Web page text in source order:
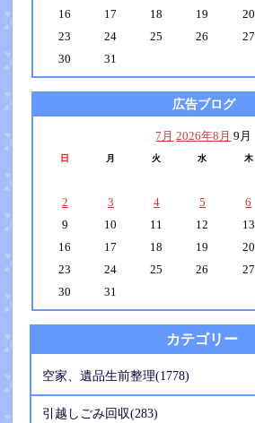
16
17 18 19 20
23
24 25 26 27
30
31
広告ブログ
7月 2026年8月 9月
日 月 火 水 木
2
3 4 5 6
9
10 11 12 13
16
17 18 19 20
23
24 25 26 27
30
31
カテゴリー
空家、遺品生前整理(1778)
引越しごみ回収(283)